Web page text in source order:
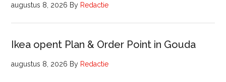
augustus 8, 2026 By Redactie
Ikea opent Plan & Order Point in Gouda
augustus 8, 2026 By Redactie